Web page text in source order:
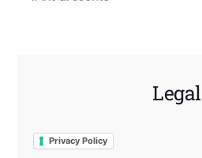
Legal
Privacy Policy